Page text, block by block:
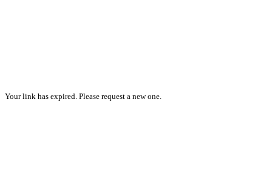
Your link has expired. Please request a new one.